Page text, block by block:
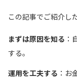
この記事でご紹介し
まずは原因を知る ：
する。
運用を工夫する ：お